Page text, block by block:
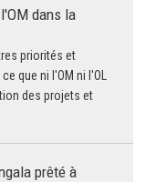
dans la
priorités et
que ni l'OM ni l'OL
des projets et
prêté à